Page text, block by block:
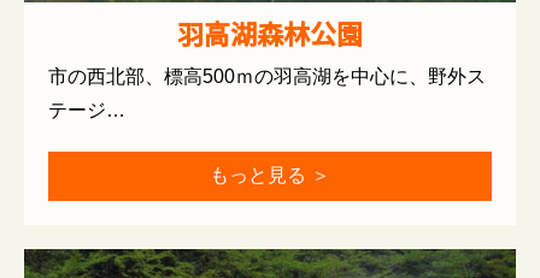
羽高湖森林公園
市の西北部、標高500ｍの羽高湖を中心に、野外ス
テージ…
もっと見る ＞